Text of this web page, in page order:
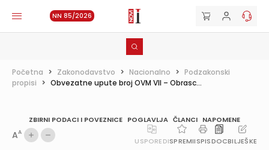
NN 85/2026
Početna > Zakonodavstvo > Nacionalno > Podzakonski
propisi > Obvezatne upute broj OVM VII – Obrasc...
ZBIRNI PODACI I POVEZNICE POGLAVLJA ČLANCI NAPOMENE
AA
USPOREDISPREMIISPISDOCBILJEŠKE